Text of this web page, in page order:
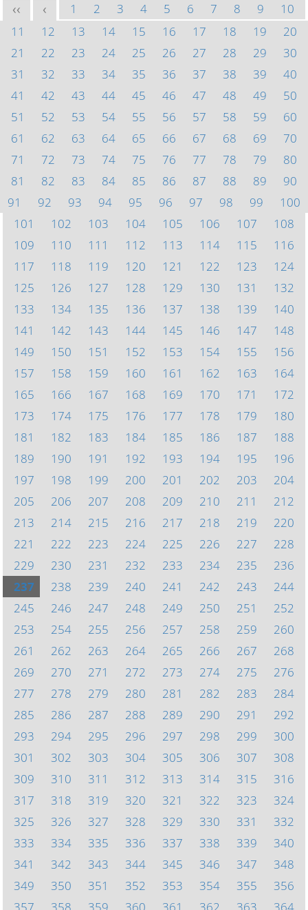
<< < 1 2 3 4 5 6 7 8 9
10
11
12 13 14 15 16 17 18 19
20
21
22 23 24 25 26 27 28 29
30
31
32 33 34 35 36 37 38 39
40
41
42 43 44 45 46 47 48 49
50
51
52 53 54 55 56 57 58 59
60
61
62 63 64 65 66 67 68 69
70
71
72 73 74 75 76 77 78 79
80
81
82 83 84 85 86 87 88 89
90
91
92 93 94 95 96 97 98 99
100
101
102 103 104 105 106 107
108
109
110 111 112 113 114 115
116
117
118 119 120 121 122 123
124
125
126 127 128 129 130 131
132
133
134 135 136 137 138 139
140
141
142 143 144 145 146 147
148
149
150 151 152 153 154 155
156
157
158 159 160 161 162 163
164
165
166 167 168 169 170 171
172
173
174 175 176 177 178 179
180
181
182 183 184 185 186 187
188
189
190 191 192 193 194 195
196
197
198 199 200 201 202 203
204
205
206 207 208 209 210 211
212
213
214 215 216 217 218 219
220
221
222 223 224 225 226 227
228
229
230 231 232 233 234 235
236
237
238 239 240 241 242 243
244
245
246 247 248 249 250 251
252
253
254 255 256 257 258 259
260
261
262 263 264 265 266 267
268
269
270 271 272 273 274 275
276
277
278 279 280 281 282 283
284
285
286 287 288 289 290 291
292
293
294 295 296 297 298 299
300
301
302 303 304 305 306 307
308
309
310 311 312 313 314 315
316
317
318 319 320 321 322 323
324
325
326 327 328 329 330 331
332
333
334 335 336 337 338 339
340
341
342 343 344 345 346 347
348
349
350 351 352 353 354 355
356